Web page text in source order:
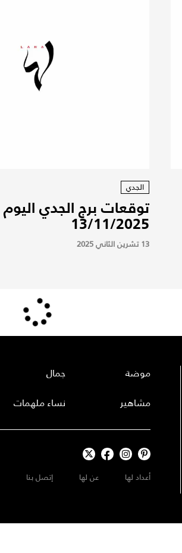
الجدي
توقعات برج الجدي اليوم
13/11/2025
13 تشرين الثاني 2025
موضة
مشاهير
جمال
نساء ملهمات
أعداد لها عن لها إتصل بنا